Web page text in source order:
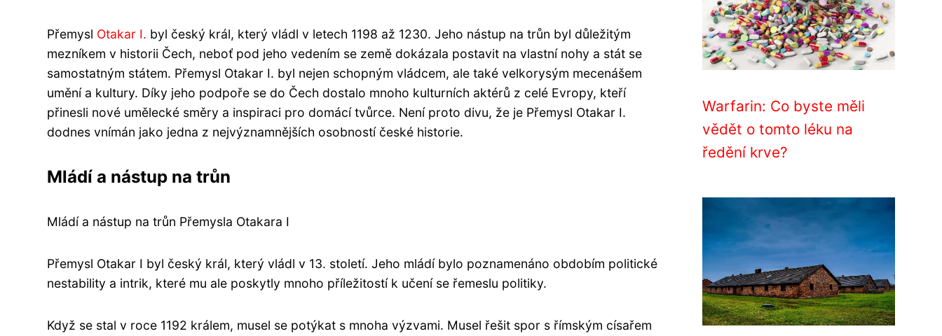
Přemysl Otakar I. byl český král, který vládl v letech 1198 až 1230. Jeho nástup na trůn byl důležitým
mezníkem v historii Čech, neboť pod jeho vedením se země dokázala postavit na vlastní nohy a stát se
samostatným státem. Přemysl Otakar I. byl nejen schopným vládcem, ale také velkorysým mecenášem
umění a kultury. Díky jeho podpoře se do Čech dostalo mnoho kulturních aktérů z celé Evropy, kteří
přinesli nové umělecké směry a inspiraci pro domácí tvůrce. Není proto divu, že je Přemysl Otakar I.
dodnes vnímán jako jedna z nejvýznamnějších osobností české historie.
Mládí a nástup na trůn
Mládí a nástup na trůn Přemysla Otakara I
Přemysl Otakar I byl český král, který vládl v 13. století. Jeho mládí bylo poznamenáno obdobím politické
nestability a intrik, které mu ale poskytly mnoho příležitostí k učení se řemeslu politiky.
Když se stal v roce 1192 králem, musel se potýkat s mnoha výzvami. Musel řešit spor s římským císařem
Warfarin: Co byste měli
vědět o tomto léku na
ředění krve?